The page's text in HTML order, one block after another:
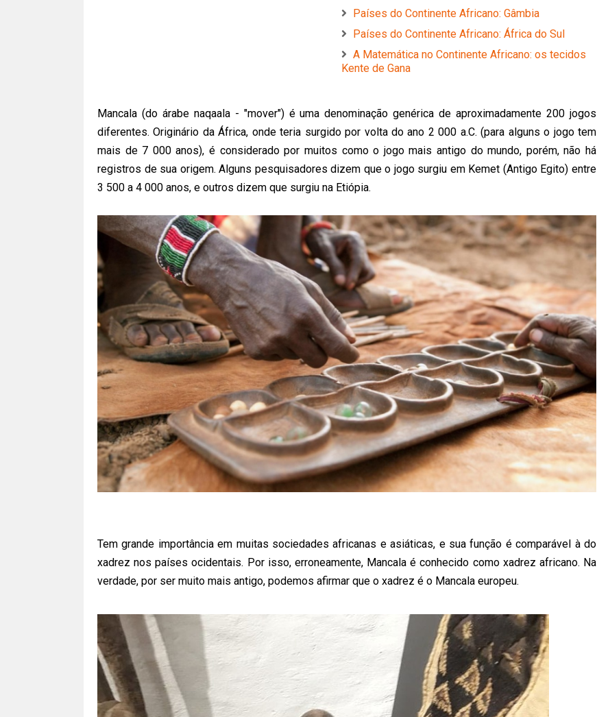
Países do Continente Africano: Gâmbia
Países do Continente Africano: África do Sul
A Matemática no Continente Africano: os tecidos
Kente de Gana
Mancala (do árabe naqaala - "mover") é uma denominação genérica de aproximadamente 200 jogos
diferentes. Originário da África, onde teria surgido por volta do ano 2 000 a.C. (para alguns o jogo tem
mais de 7 000 anos), é considerado por muitos como o jogo mais antigo do mundo, porém, não há
registros de sua origem. Alguns pesquisadores dizem que o jogo surgiu em Kemet (Antigo Egito) entre
3 500 a 4 000 anos, e outros dizem que surgiu na Etiópia.
Tem grande importância em muitas sociedades africanas e asiáticas, e sua função é comparável à do
xadrez nos países ocidentais. Por isso, erroneamente, Mancala é conhecido como xadrez africano. Na
verdade, por ser muito mais antigo, podemos afirmar que o xadrez é o Mancala europeu.